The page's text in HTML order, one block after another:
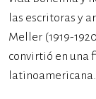
las escritoras y
Meller (1919-
convirtió en una
latinoamericana.